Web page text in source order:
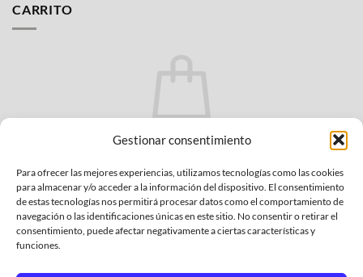
Gestionar consentimiento
Para ofrecer las mejores experiencias, utilizamos tecnologías como las cookies
para almacenar y/o acceder a la información del dispositivo. El consentimiento
de estas tecnologías nos permitirá procesar datos como el comportamiento de
navegación o las identificaciones únicas en este sitio. No consentir o retirar el
consentimiento, puede afectar negativamente a ciertas características y
funciones.
CARRITO
No hay productos en el carrito.